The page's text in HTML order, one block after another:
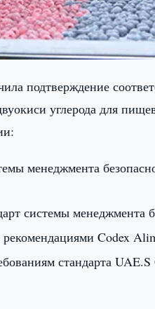
подтверждение
углерода для
менеджмента
системы менеджмента
Codex
стандарта